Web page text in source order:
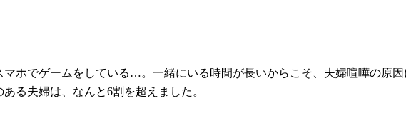
ホでゲームをしている…。一緒にいる時間が長いからこそ、夫婦喧嘩の原
る夫婦は、なんと6割を超えました。